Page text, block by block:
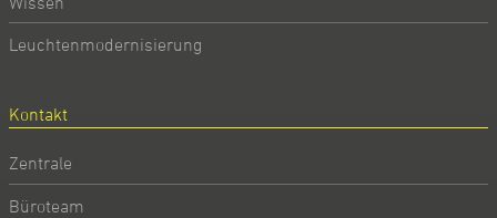
Leuchtenmodernisierung
Kontakt
Zentrale
Büroteam